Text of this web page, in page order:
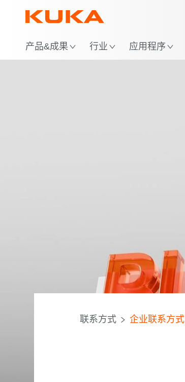
产品&成果 行业 应用程序
联系方式 企业联系方式